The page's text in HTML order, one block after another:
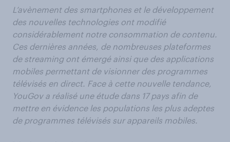
L’avènement des smartphones et le développement
des nouvelles technologies ont modifié
considérablement notre consommation de contenu.
Ces dernières années, de nombreuses plateformes
de streaming ont émergé ainsi que des applications
mobiles permettant de visionner des programmes
télévisés en direct. Face à cette nouvelle tendance,
YouGov a réalisé une étude dans 17 pays afin de
mettre en évidence les populations les plus adeptes
de programmes télévisés sur appareils mobiles.